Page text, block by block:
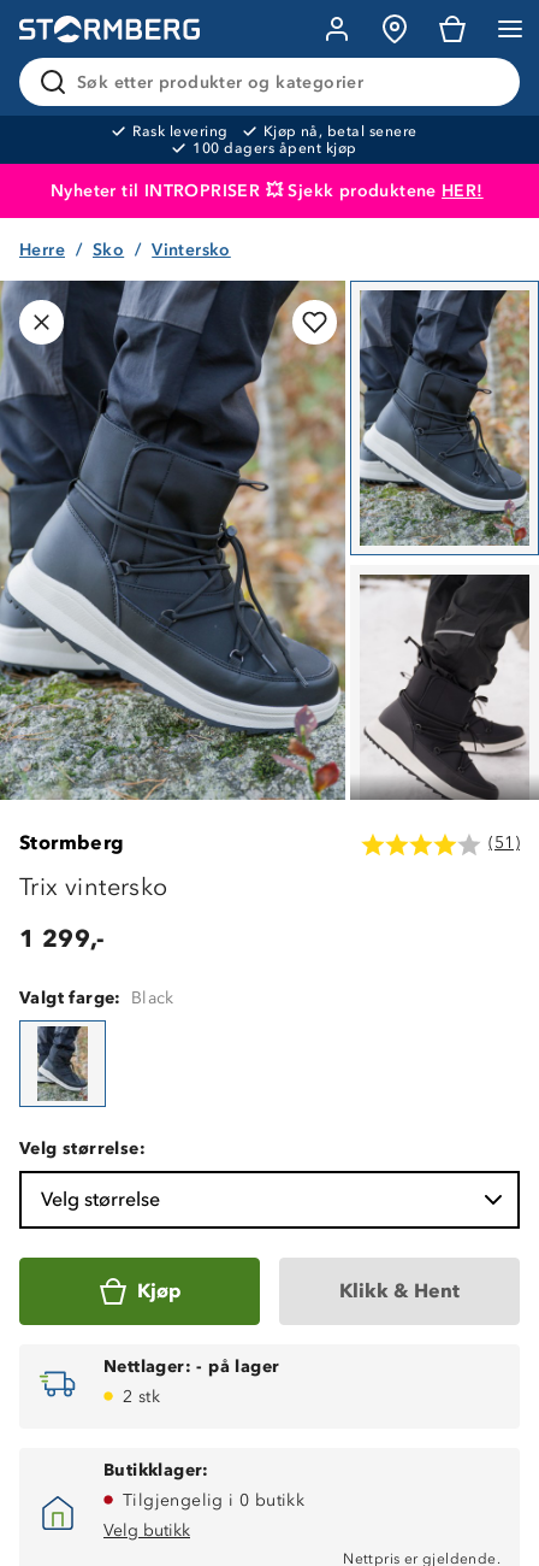
Søk etter produkter og kategorier
Rask levering
Kjøp nå, betal senere
100 dagers åpent kjøp
Nyheter til INTROPRISER 💥 Sjekk produktene HER!
Produktet er lagt i handlekurven
Herre Sko Vintersko
Stormberg (51)
Trix vintersko
1 299,-
Valgt farge: Black
Velg størrelse:
Velg størrelse
Kjøp Klikk & Hent
Nettlager: - på lager
2 stk
Butikklager:
Tilgjengelig i 0 butikk
Velg butikk
Nettpris er gjeldende.